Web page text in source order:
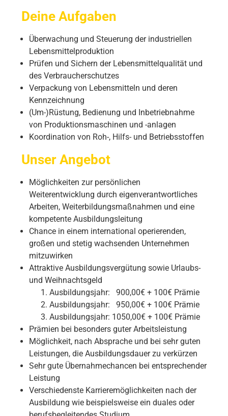
Deine Aufgaben
Überwachung und Steuerung der industriellen
Lebensmittelproduktion
Prüfen und Sichern der Lebensmittelqualität und
des Verbraucherschutzes
Verpackung von Lebensmitteln und deren
Kennzeichnung
(Um-)Rüstung, Bedienung und Inbetriebnahme
von Produktionsmaschinen und -anlagen
Koordination von Roh-, Hilfs- und Betriebsstoffen
Unser Angebot
Möglichkeiten zur persönlichen
Weiterentwicklung durch eigenverantwortliches
Arbeiten, Weiterbildungsmaßnahmen und eine
kompetente Ausbildungsleitung
Chance in einem international operierenden,
großen und stetig wachsenden Unternehmen
mitzuwirken
Attraktive Ausbildungsvergütung sowie Urlaubs-
und Weihnachtsgeld
Ausbildungsjahr: 900,00€ + 100€ Prämie
Ausbildungsjahr: 950,00€ + 100€ Prämie
Ausbildungsjahr: 1050,00€ + 100€ Prämie
Prämien bei besonders guter Arbeitsleistung
Möglichkeit, nach Absprache und bei sehr guten
Leistungen, die Ausbildungsdauer zu verkürzen
Sehr gute Übernahmechancen bei entsprechender
Leistung
Verschiedenste Karrieremöglichkeiten nach der
Ausbildung wie beispielsweise ein duales oder